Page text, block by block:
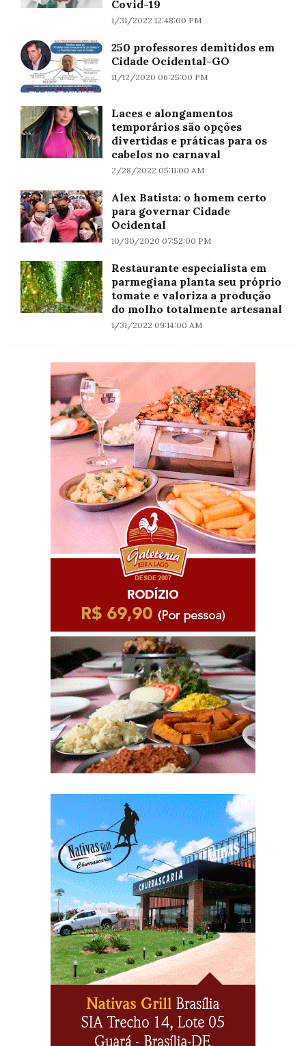
Covid-19
1/31/2022 12:48:00 PM
250 professores demitidos em
Cidade Ocidental-GO
11/12/2020 06:25:00 PM
Laces e alongamentos
temporários são opções
divertidas e práticas para os
cabelos no carnaval
2/28/2022 05:11:00 AM
Alex Batista: o homem certo
para governar Cidade
Ocidental
10/30/2020 07:52:00 PM
Restaurante especialista em
parmegiana planta seu próprio
tomate e valoriza a produção
do molho totalmente artesanal
1/31/2022 09:14:00 AM